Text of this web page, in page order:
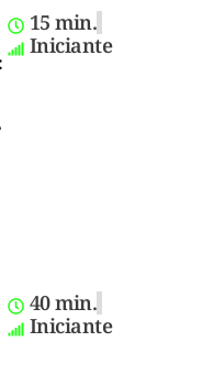
15 min.
Iniciante
40 min.
Iniciante